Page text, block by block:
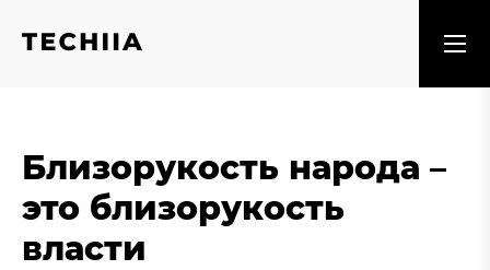
Близорукость народа –
это близорукость
власти